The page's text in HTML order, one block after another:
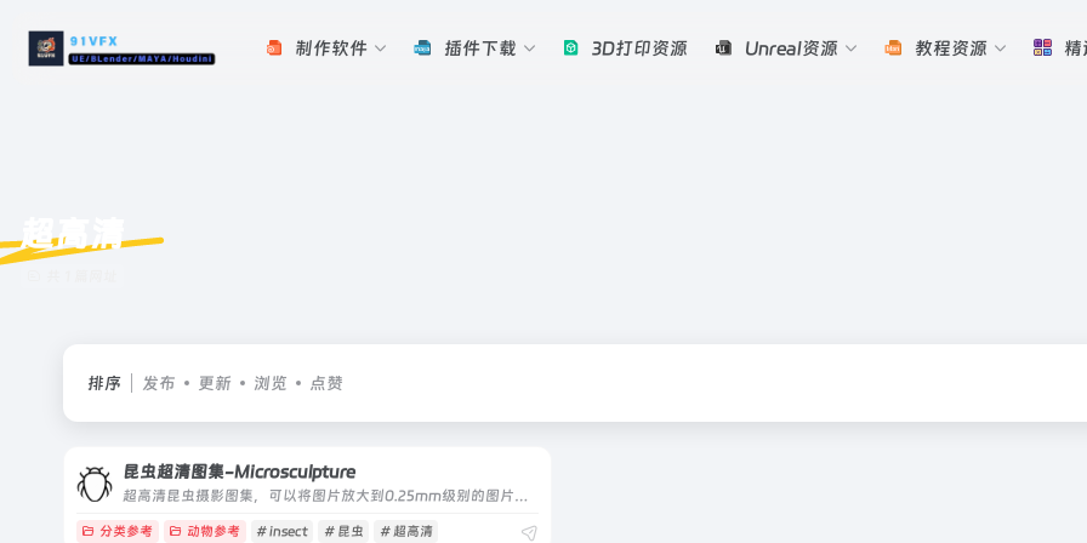
制作软件 插件下载 3D打印资源 Unreal资源 教程资源 精
超高清
排序 发布 更新 浏览 点赞
昆虫超清图集-Microsculpture
超高清昆虫摄影图集，可以将图片放大到0.25mm级别的图片素材库
分类参考 动物参考 # insect # 昆虫 # 超高清